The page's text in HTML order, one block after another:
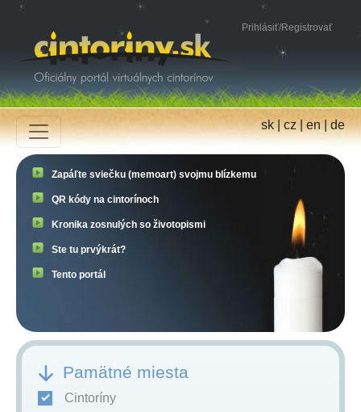
Prihlásiť/Registrovať
sk|cz|en|de
Zapáľte sviečku (memoart) svojmu blízkemu
QR kódy na cintorínoch
Kronika zosnulých so životopismi
Ste tu prvýkrát?
Tento portál
Pamätné miesta
Cintoríny